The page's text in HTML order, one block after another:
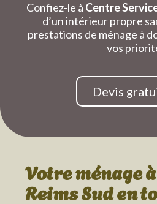
Confiez-le à Centre
d’un intérieur propre
prestations de ménage à
vos
Devis
Votre ménage
Reims Suden